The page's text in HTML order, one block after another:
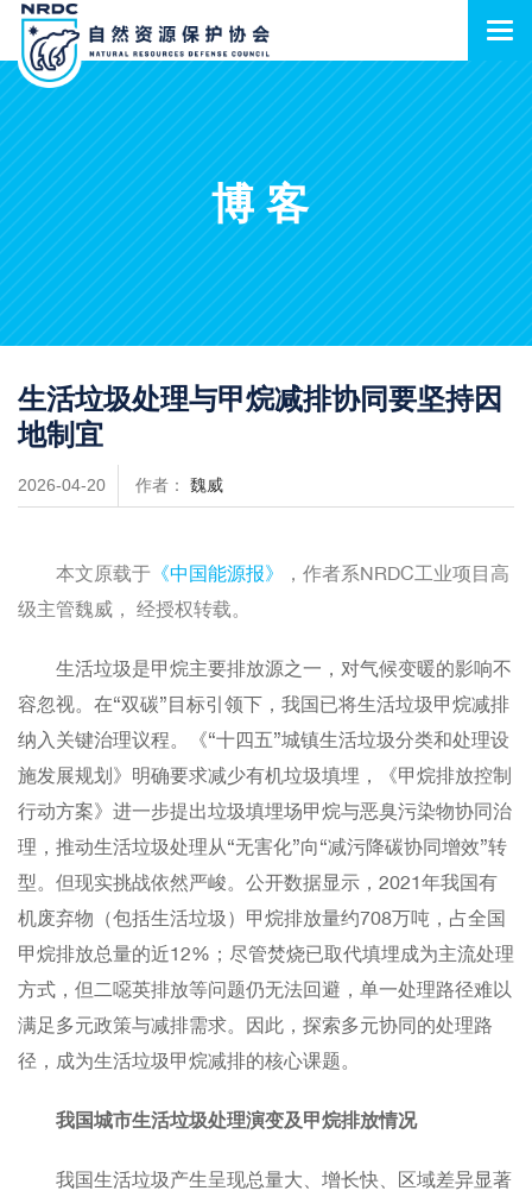
博客
生活垃圾处理与甲烷减排协同要坚持因
地制宜
2026-04-20 作者： 魏威
本文原载于 《中国能源报》
，作者系NRDC工业项目高
级主管魏威，
经授权转载。
生活垃圾是甲烷主要排放源之一，对气候变暖的影响不
容忽视。在“双碳”目标引领下，我国已将生活垃圾甲烷减排
纳入关键治理议程。《“十四五”城镇生活垃圾分类和处理设
施发展规划》明确要求减少有机垃圾填埋，《甲烷排放控制
行动方案》进一步提出垃圾填埋场甲烷与恶臭污染物协同治
理，推动生活垃圾处理从“无害化”向“减污降碳协同增效”转
型。但现实挑战依然严峻。公开数据显示，2021年我国有
机废弃物（包括生活垃圾）甲烷排放量约708万吨，占全国
甲烷排放总量的近12%；尽管焚烧已取代填埋成为主流处理
方式，但二噁英排放等问题仍无法回避，单一处理路径难以
满足多元政策与减排需求。因此，探索多元协同的处理路
径，成为生活垃圾甲烷减排的核心课题。
我国城市生活垃圾处理演变及甲烷排放情况
我国生活垃圾产生呈现总量大、增长快、区域差异显著